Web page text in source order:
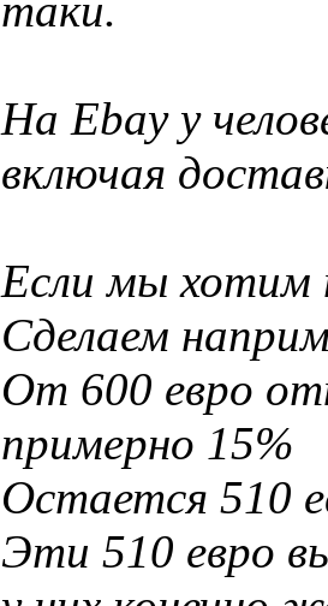
На Ebay у
включая
Если мы хотим
Сделаем
От 600 евро
примерно 15%
Остается 510
Эти 510 евро